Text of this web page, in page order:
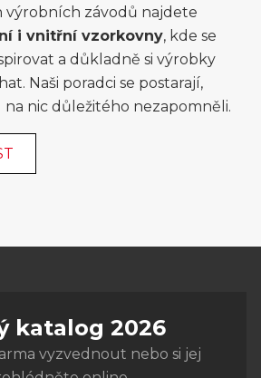
výrobních závodů najdete
i vnitřní vzorkovny, kde se
a důkladně si výrobky
Naši poradci se postarají,
nic důležitého nezapomněli.
katalog 2026
vyzvednout nebo si jej